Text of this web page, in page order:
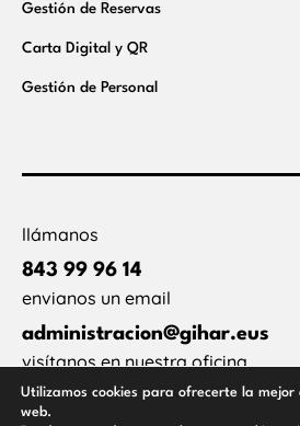
Gestión de Reservas
Carta Digital y QR
Gestión de Personal
llámanos
843 99 96 14
envianos un email
administracion@gihar.eus
visítanos en nuestra oficina
Larzabal, 31, Piso 1, Local
Utilizamos cookies para ofrecerte la mejor
web.